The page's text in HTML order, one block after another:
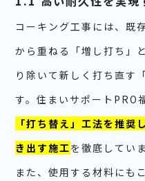
コーキング工事には、既
から重ねる「増し打ち」
り除いて新しく打ち直す
す。住まいサポートPRO
「打ち替え」工法を推奨
き出す施工を徹底していま
また、使用する材料にも